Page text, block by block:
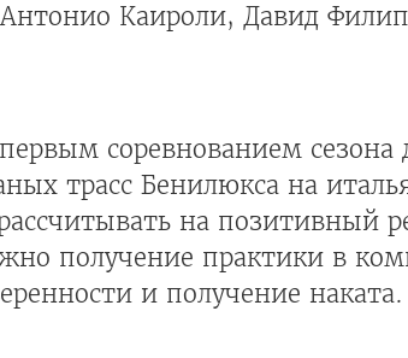
Каироли, Давид
соревнованием
трасс Бенилюкса на
на позитивный
получение практики в
и получение наката.